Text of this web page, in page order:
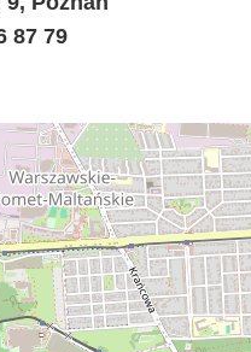
87 79